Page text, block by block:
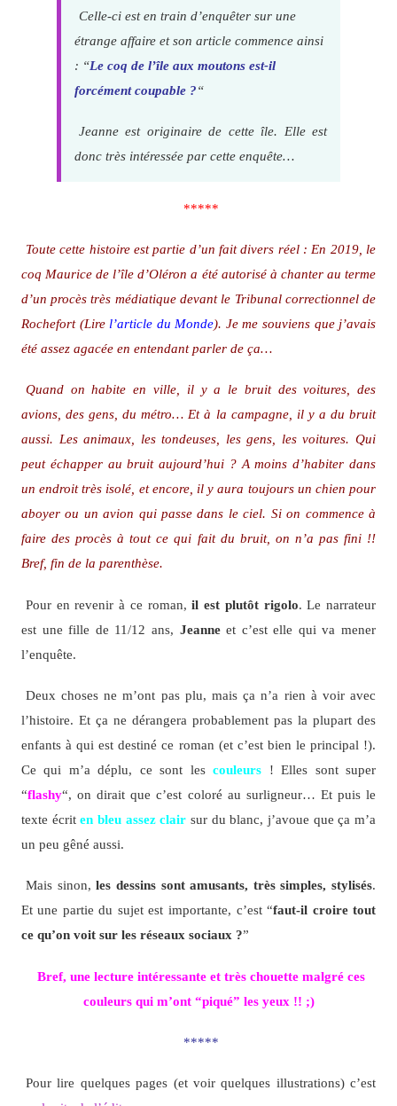
Celle-ci est en train d’enquêter sur une
étrange affaire et son article commence ainsi
: “Le coq de l’île aux moutons est-il
forcément coupable ?“
Jeanne est originaire de cette île. Elle est
donc très intéressée par cette enquête…
*****
Toute cette histoire est partie d’un fait divers réel : En 2019, le
coq Maurice de l’île d’Oléron a été autorisé à chanter au terme
d’un procès très médiatique devant le Tribunal correctionnel de
Rochefort (Lirel’article du Monde). Je me souviens que j’avais
été assez agacée en entendant parler de ça…
Quand on habite en ville, il y a le bruit des voitures, des
avions, des gens, du métro… Et à la campagne, il y a du bruit
aussi. Les animaux, les tondeuses, les gens, les voitures. Qui
peut échapper au bruit aujourd’hui ? A moins d’habiter dans
un endroit très isolé, et encore, il y aura toujours un chien pour
aboyer ou un avion qui passe dans le ciel. Si on commence à
faire des procès à tout ce qui fait du bruit, on n’a pas fini !!
Bref, fin de la parenthèse.
Pour en revenir à ce roman,il est plutôt rigolo. Le narrateur
est une fille de 11/12 ans, Jeanneet c’est elle qui va mener
l’enquête.
Deux choses ne m’ont pas plu, mais ça n’a rien à voir avec
l’histoire. Et ça ne dérangera probablement pas la plupart des
enfants à qui est destiné ce roman (et c’est bien le principal !).
Ce qui m’a déplu, ce sont lescouleurs ! Elles sont super
“flashy“, on dirait que c’est coloré au surligneur… Et puis le
texte écriten bleu assez clair sur du blanc, j’avoue que ça m’a
un peu gêné aussi.
Mais sinon,les dessins sont amusants, très simples, stylisés.
Et une partie du sujet est importante, c’est “faut-il croire tout
ce qu’on voit sur les réseaux sociaux ?”
Bref, une lecture intéressante et très chouette malgré ces
couleurs qui m’ont “piqué” les yeux !! ;)
*****
Pour lire quelques pages (et voir quelques illustrations) c’est